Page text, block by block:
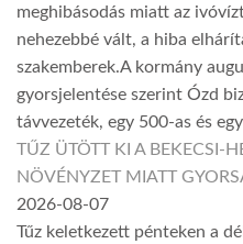
meghibásodás miatt az
nehezebbé vált, a hiba
szakemberek.A kormány
gyorsjelentése szerint Ózd
távvezeték, egy 500-as és
TŰZ ÜTÖTT KI A BEKECSI-
NÖVÉNYZET MIATT
2026-08-07
Tűz keletkezett pénteken a